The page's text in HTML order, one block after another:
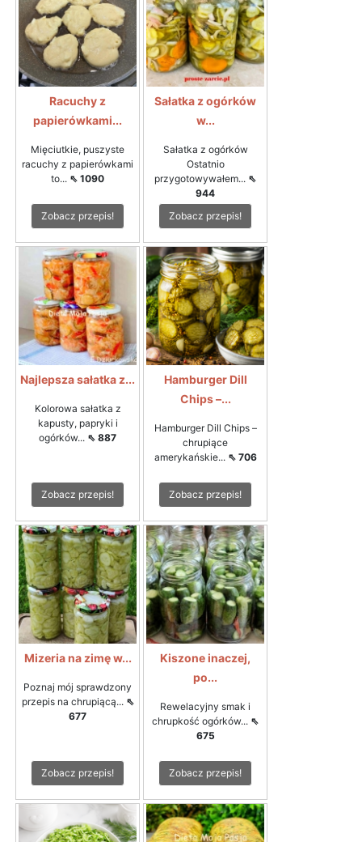
Racuchy z
papierówkami...
Mięciutkie, puszyste
racuchy z papierówkami
to... ⇖ 1090
Zobacz przepis!
Sałatka z ogórków
w...
Sałatka z ogórków
Ostatnio
przygotowywałem... ⇖
944
Zobacz przepis!
Najlepsza sałatka z...
Kolorowa sałatka z
kapusty, papryki i
ogórków... ⇖ 887
Zobacz przepis!
Hamburger Dill
Chips –...
Hamburger Dill Chips –
chrupiące
amerykańskie... ⇖ 706
Zobacz przepis!
Mizeria na zimę w...
Poznaj mój sprawdzony
przepis na chrupiącą... ⇖
677
Zobacz przepis!
Kiszone inaczej,
po...
Rewelacyjny smak i
chrupkość ogórków... ⇖
675
Zobacz przepis!